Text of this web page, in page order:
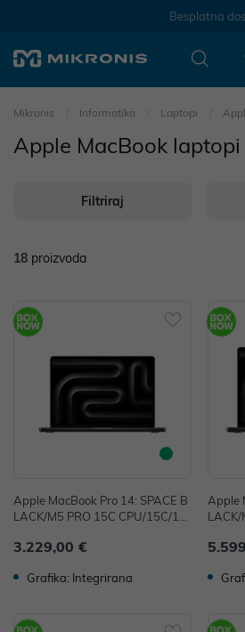
Besplatna
Mikronis Informatika Laptopi
Apple MacBook laptopi
Filtriraj
18 proizvoda
Apple MacBook Pro 14: SPACE B
LACK/M5 PRO 15C CPU/15C/16
3.229,00 €
Grafika: Integrirana
Apple
LACK/